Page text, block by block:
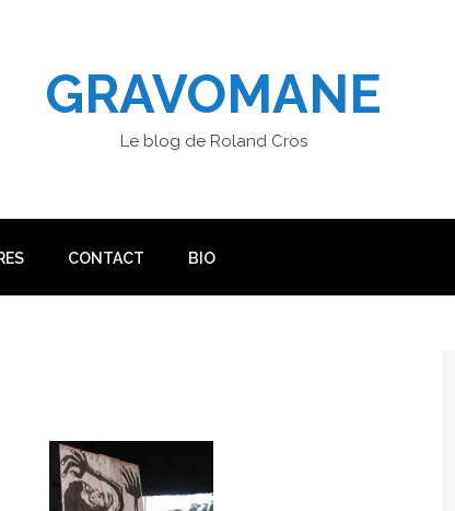
GRAVOMANE
Le blog de Roland Cros
CONTACT BIO